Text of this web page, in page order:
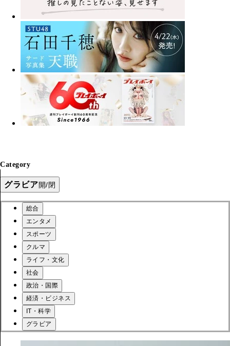
Category
グラビア開/閉
総合
エンタメ
スポーツ
クルマ
ライフ・文化
社会
政治・国際
経済・ビジネス
IT・科学
グラビア